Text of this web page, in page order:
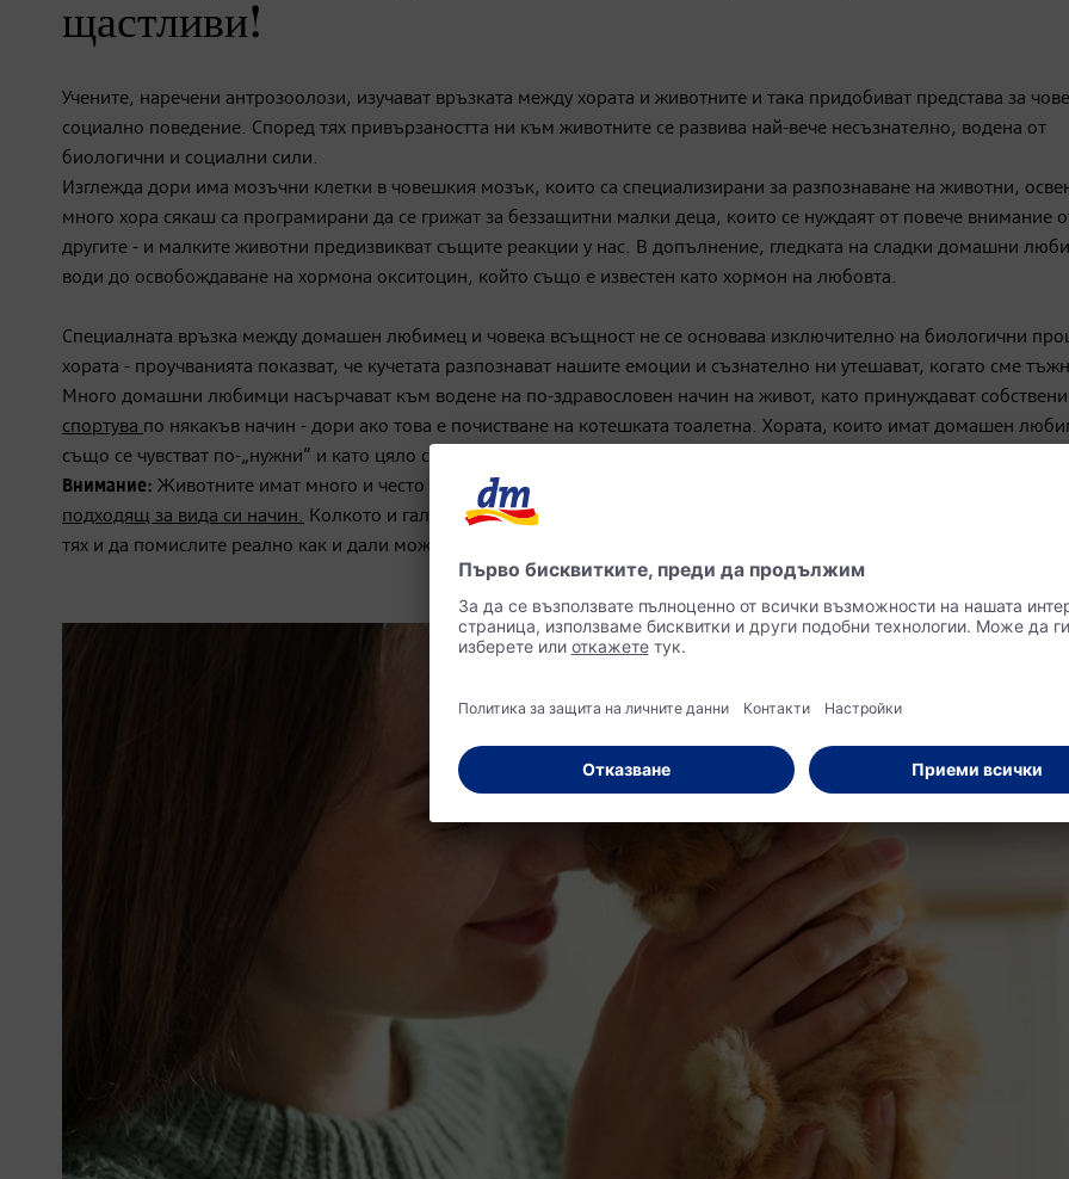
щастливи!
Учените, наречени антрозоолози, изучават връзката между хората и животните и така придобиват представа за
социално поведение. Според тях привързаността ни към животните се развива най-вече несъзнателно, водена от
биологични и социални сили.
Изглежда дори има мозъчни клетки в човешкия мозък, които са специализирани за разпознаване на животни,
много хора сякаш са програмирани да се грижат за беззащитни малки деца, които се нуждаят от повече внимание
другите - и малките животни предизвикват същите реакции у нас. В допълнение, гледката на сладки домашни
води до освобождаване на хормона окситоцин, който също е известен като хормон на любовта.
Специалната връзка между домашен любимец и човека всъщност не се основава изключително на биологични
хората - проучванията показват, че кучетата разпознават нашите емоции и съзнателно ни утешават, когато сме
Много домашни любимци насърчават към водене на по-здравословен начин на живот, като принуждават
спортува по някакъв начин - дори ако това е почистване на котешката тоалетна. Хората, които имат домашен
също се чувстват по-„нужни“ и като цяло са по-малко тревожни, самотни или депресирани.
Внимание: Животните имат много и често сложни нужди, на които трябва да се обърне внимание, за да могат да
подходящ за вида си начин. Колкото и гальовни да изглеждат, важно е преди да ги закупите да се информирате
тях и да помислите реално как и дали може да се организира ежедневието Ви с още един член на семейството.